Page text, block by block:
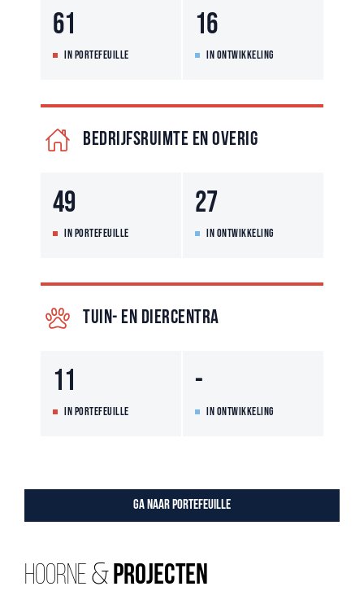
61
IN PORTEFEUILLE
16
IN ONTWIKKELING
BEDRIJFSRUIMTE EN OVERIG
49
IN PORTEFEUILLE
27
IN ONTWIKKELING
TUIN- EN DIERCENTRA
11
IN PORTEFEUILLE
-
IN ONTWIKKELING
Ga naar portefeuille
Hoorne &Projecten